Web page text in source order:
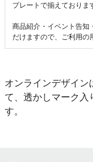
プレートで揃えておりま
商品紹介・イベント告知
だけますので、ご利用の
オンラインデザイン
て、透かしマーク入
す。